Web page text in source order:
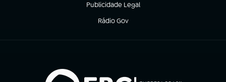
Publicidade Legal
(abre em nova aba)
Rádio Gov
(abre em nova aba)